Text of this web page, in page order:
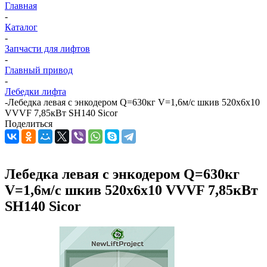
Главная
-
Каталог
-
Запчасти для лифтов
-
Главный привод
-
Лебедки лифта
-Лебедка левая с энкодером Q=630кг V=1,6м/с шкив 520х6х10
VVVF 7,85кВт SH140 Sicor
Поделиться
Лебедка левая с энкодером Q=630кг
V=1,6м/с шкив 520х6х10 VVVF 7,85кВт
SH140 Sicor